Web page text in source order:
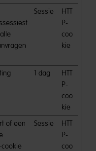
Sessie
HTT
P-
coo
kie
1 dag
HTT
P-
coo
kie
of een
Sessie
HTT
P-
coo